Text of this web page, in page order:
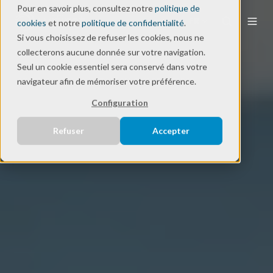
Pour en savoir plus, consultez notrepolitique de
cookies et notrepolitique de confidentialité.
Si vous choisissez de refuser les cookies, nous ne
collecterons aucune donnée sur votre navigation.
Seul un cookie essentiel sera conservé dans votre
navigateur afin de mémoriser votre préférence.
Configuration
Refuser Accepter